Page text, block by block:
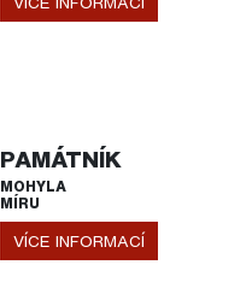
PAMÁTNÍK
MOHYLA
MÍRU
VÍCE INFORMACÍ